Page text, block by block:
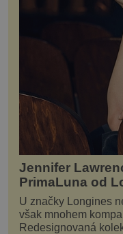
Jennifer
PrimaLuna od
U značky Longines
však mnohem
Redesignovaná